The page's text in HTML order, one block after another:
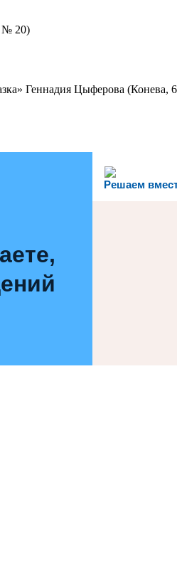
№ 20)
Геннадия Цыферова (Конева,
Решаем